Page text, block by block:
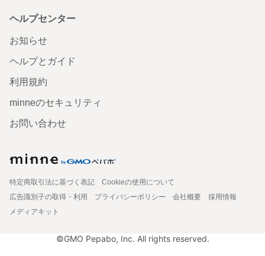
ヘルプセンター
お知らせ
ヘルプとガイド
利用規約
minneのセキュリティ
お問い合わせ
特定商取引法に基づく表記
Cookieの使用について
広告識別子の取得・利用
プライバシーポリシー 会社概要
採用情報
メディアキット
©GMO Pepabo, Inc. All rights reserved.